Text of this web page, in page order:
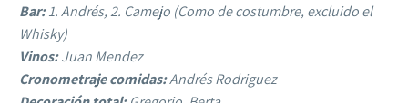
Bar:1. Andrés, 2. Camejo (Como de costumbre, excluido el
Whisky)
Vinos:Juan Mendez
Cronometraje comidas:Andrés Rodriguez